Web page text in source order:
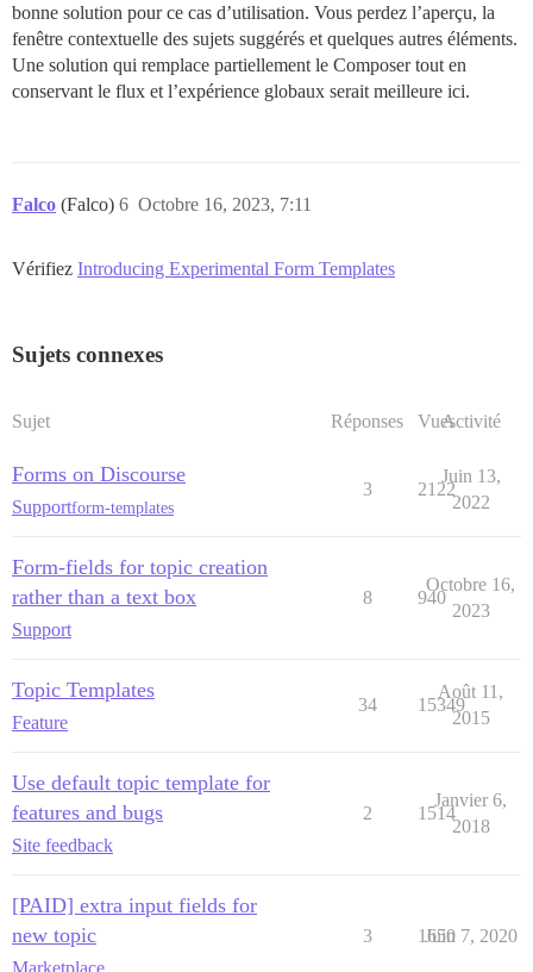
bonne solution pour ce cas d’utilisation. Vous perdez l’aperçu, la
fenêtre contextuelle des sujets suggérés et quelques autres éléments.
Une solution qui remplace partiellement le Composer tout en
conservant le flux et l’expérience globaux serait meilleure ici.
Falco (Falco) Octobre 16, 2023, 7:11
6
Vérifiez Introducing Experimental Form Templates
Sujets connexes
Sujet Réponses VuesActivité
Forms on Discourse
Supportform-templates
3 2122
Juin 13,
2022
Form-fields for topic creation
rather than a text box
Support
8 940
Octobre 16,
2023
Topic Templates
Feature
34 15349
Août 11,
2015
Use default topic template for
features and bugs
Site feedback
2 1514
Janvier 6,
2018
[PAID] extra input fields for
new topic
3 1650
Juin 7, 2020